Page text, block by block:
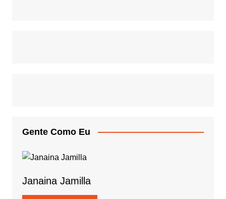
Gente Como Eu
Janaina Jamilla